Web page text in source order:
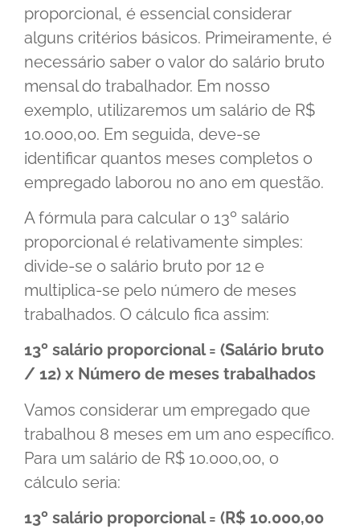
proporcional, é essencial considerar
alguns critérios básicos. Primeiramente, é
necessário saber o valor do salário bruto
mensal do trabalhador. Em nosso
exemplo, utilizaremos um salário de R$
10.000,00. Em seguida, deve-se
identificar quantos meses completos o
empregado laborou no ano em questão.
A fórmula para calcular o 13º salário
proporcional é relativamente simples:
divide-se o salário bruto por 12 e
multiplica-se pelo número de meses
trabalhados. O cálculo fica assim:
13º salário proporcional = (Salário bruto
/ 12) x Número de meses trabalhados
Vamos considerar um empregado que
trabalhou 8 meses em um ano específico.
Para um salário de R$ 10.000,00, o
cálculo seria:
13º salário proporcional = (R$ 10.000,00